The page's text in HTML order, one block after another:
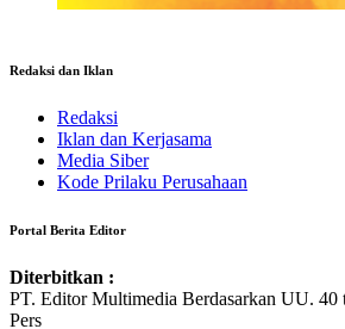
Redaksi dan Iklan
Redaksi
Iklan dan Kerjasama
Media Siber
Kode Prilaku Perusahaan
Portal Berita Editor
Diterbitkan :
PT. Editor Multimedia Berdasarkan UU. 40
Pers